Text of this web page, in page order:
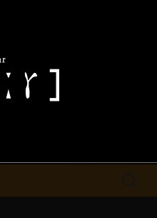
るバーシエー
くブログ